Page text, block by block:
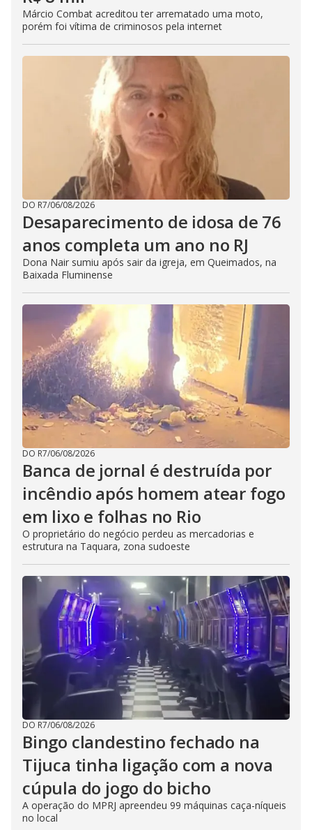
Márcio Combat acreditou ter arrematado uma moto,
porém foi vítima de criminosos pela internet
DO R7/06/08/2026
Desaparecimento de idosa de 76
anos completa um ano no RJ
Dona Nair sumiu após sair da igreja, em Queimados, na
Baixada Fluminense
DO R7/06/08/2026
Banca de jornal é destruída por
incêndio após homem atear fogo
em lixo e folhas no Rio
O proprietário do negócio perdeu as mercadorias e
estrutura na Taquara, zona sudoeste
DO R7/06/08/2026
Bingo clandestino fechado na
Tijuca tinha ligação com a nova
cúpula do jogo do bicho
A operação do MPRJ apreendeu 99 máquinas caça-níqueis
no local